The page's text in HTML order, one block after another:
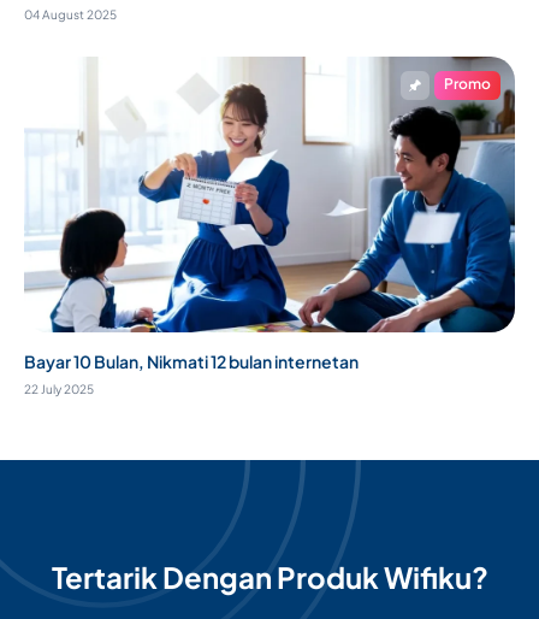
04 August 2025
Promo
Bayar 10 Bulan, Nikmati 12 bulan internetan
22 July 2025
Tertarik Dengan Produk Wifiku?